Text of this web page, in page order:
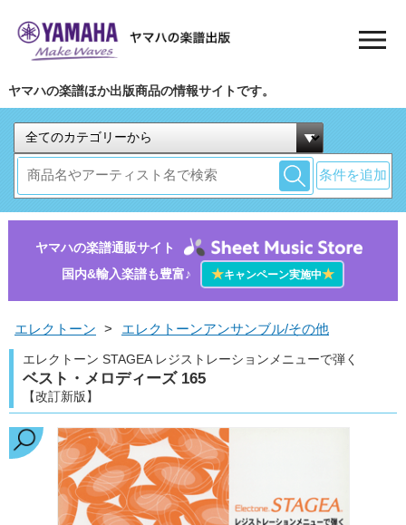
ヤマハの楽譜ほか出版商品の情報サイトです。
条件を追加
ヤマハの楽譜通販サイト
国内&輸入楽譜も豊富♪
★キャンペーン実施中★
エレクトーン > エレクトーンアンサンブル/その他
エレクトーン STAGEA レジストレーションメニューで弾く
ベスト・メロディーズ 165
【改訂新版】